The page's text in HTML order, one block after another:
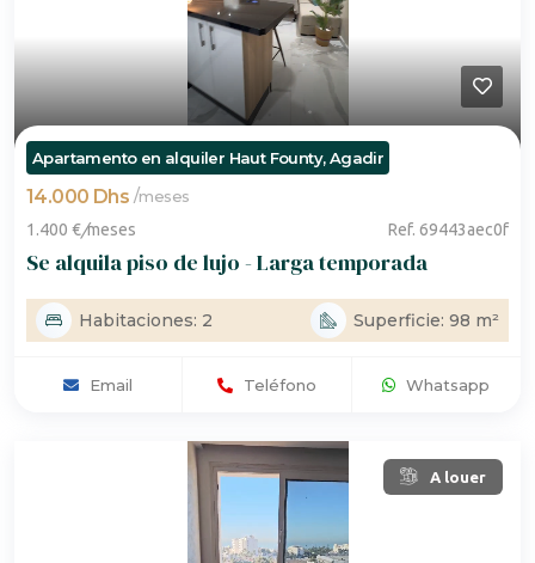
Apartamento en alquiler Haut Founty, Agadir
14.000 Dhs /meses
1.400 €/meses Ref. 69443aec0f
Se alquila piso de lujo - Larga temporada
Habitaciones: 2 Superficie: 98 m²
Email Teléfono Whatsapp
A louer